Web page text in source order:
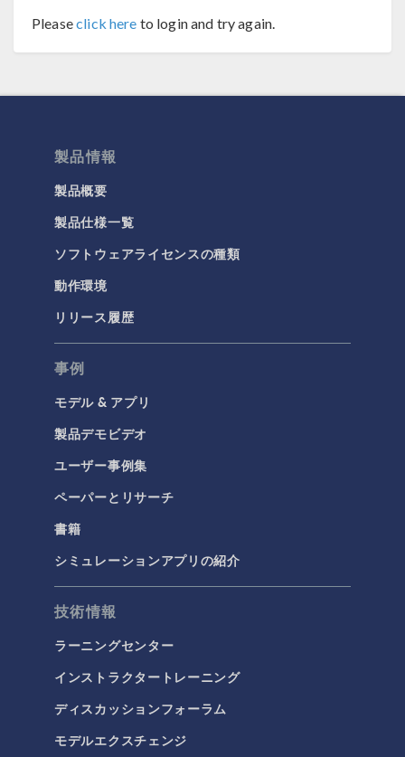
Pleaseclick here to login and try again.
製品情報
製品概要
製品仕様一覧
ソフトウェアライセンスの種類
動作環境
リリース履歴
事例
モデル & アプリ
製品デモビデオ
ユーザー事例集
ペーパーとリサーチ
書籍
シミュレーションアプリの紹介
技術情報
ラーニングセンター
インストラクタートレーニング
ディスカッションフォーラム
モデルエクスチェンジ